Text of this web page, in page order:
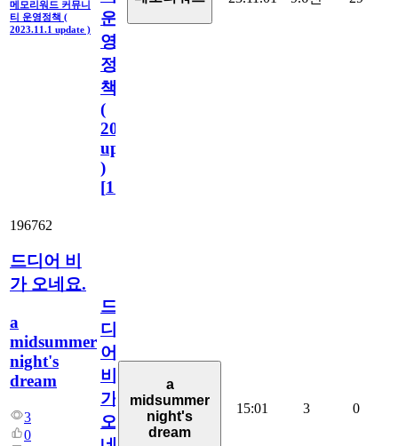
메모리워드 커뮤니
티 운영정책 (
2023.11.1 update )
운
영
정
책
(
2023.11.1
update
)
[110
196762
드디어 비
가 오네요.
a
midsummer
night's
dream
3
0
드
디
어
비
가
오
a
midsummer
night's
dream
15:01 3 0